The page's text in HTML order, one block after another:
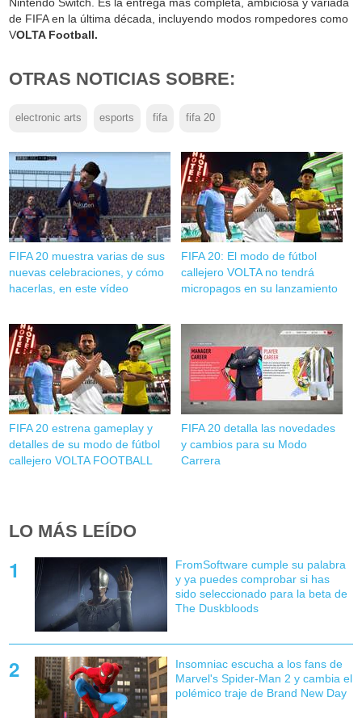
Nintendo Switch. Es la entrega más completa, ambiciosa y variada
de FIFA en la última década, incluyendo modos rompedores como
VOLTA Football.
OTRAS NOTICIAS SOBRE:
electronic arts esports fifa fifa 20
FIFA 20 muestra varias de sus
nuevas celebraciones, y cómo
hacerlas, en este vídeo
FIFA 20: El modo de fútbol
callejero VOLTA no tendrá
micropagos en su lanzamiento
FIFA 20 estrena gameplay y
detalles de su modo de fútbol
callejero VOLTA FOOTBALL
FIFA 20 detalla las novedades
y cambios para su Modo
Carrera
LO MÁS LEÍDO
FromSoftware cumple su palabra
y ya puedes comprobar si has
sido seleccionado para la beta de
The Duskbloods
Insomniac escucha a los fans de
Marvel's Spider-Man 2 y cambia el
polémico traje de Brand New Day